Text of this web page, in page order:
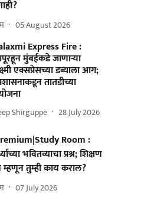
05 August 2026
Express Fire :
मुंबईकडे जाणाऱ्या
एक्सप्रेसच्या डब्याला आग;
तातडीच्या
Shirguppe 28 July 2026
Room :
भवितव्याचा प्रश्न; शिक्षण
तुम्ही काय कराल?
07 July 2026